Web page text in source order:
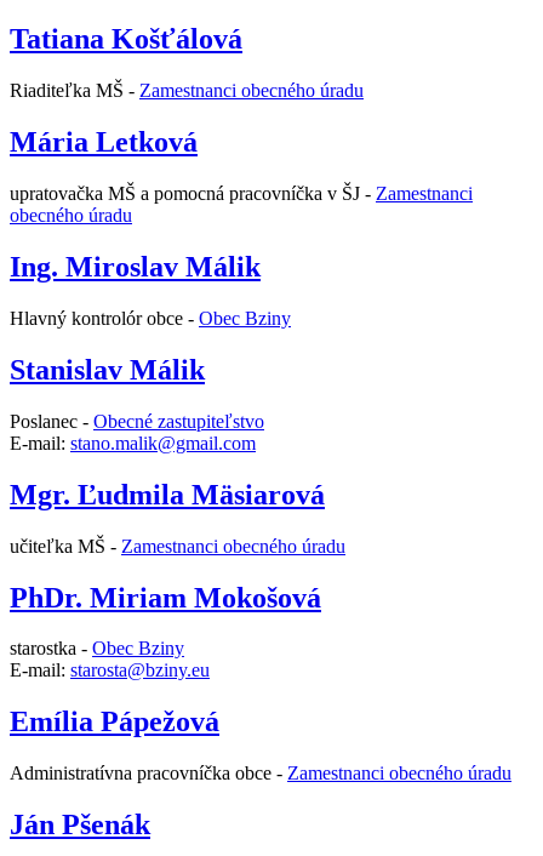
Tatiana Košťálová
Riaditeľka MŠ - Zamestnanci obecného úradu
Mária Letková
upratovačka MŠ a pomocná pracovníčka v ŠJ - Zamestnanci
obecného úradu
Ing. Miroslav Málik
Hlavný kontrolór obce - Obec Bziny
Stanislav Málik
Poslanec - Obecné zastupiteľstvo
E-mail: stano.malik@gmail.com
Mgr. Ľudmila Mäsiarová
učiteľka MŠ - Zamestnanci obecného úradu
PhDr. Miriam Mokošová
starostka - Obec Bziny
E-mail: starosta@bziny.eu
Emília Pápežová
Administratívna pracovníčka obce - Zamestnanci obecného úradu
Ján Pšenák